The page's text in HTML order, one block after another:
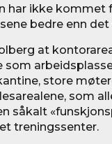
har ikke kommet
bedre enn det
at
som
store
som
såkalt
treningssenter.